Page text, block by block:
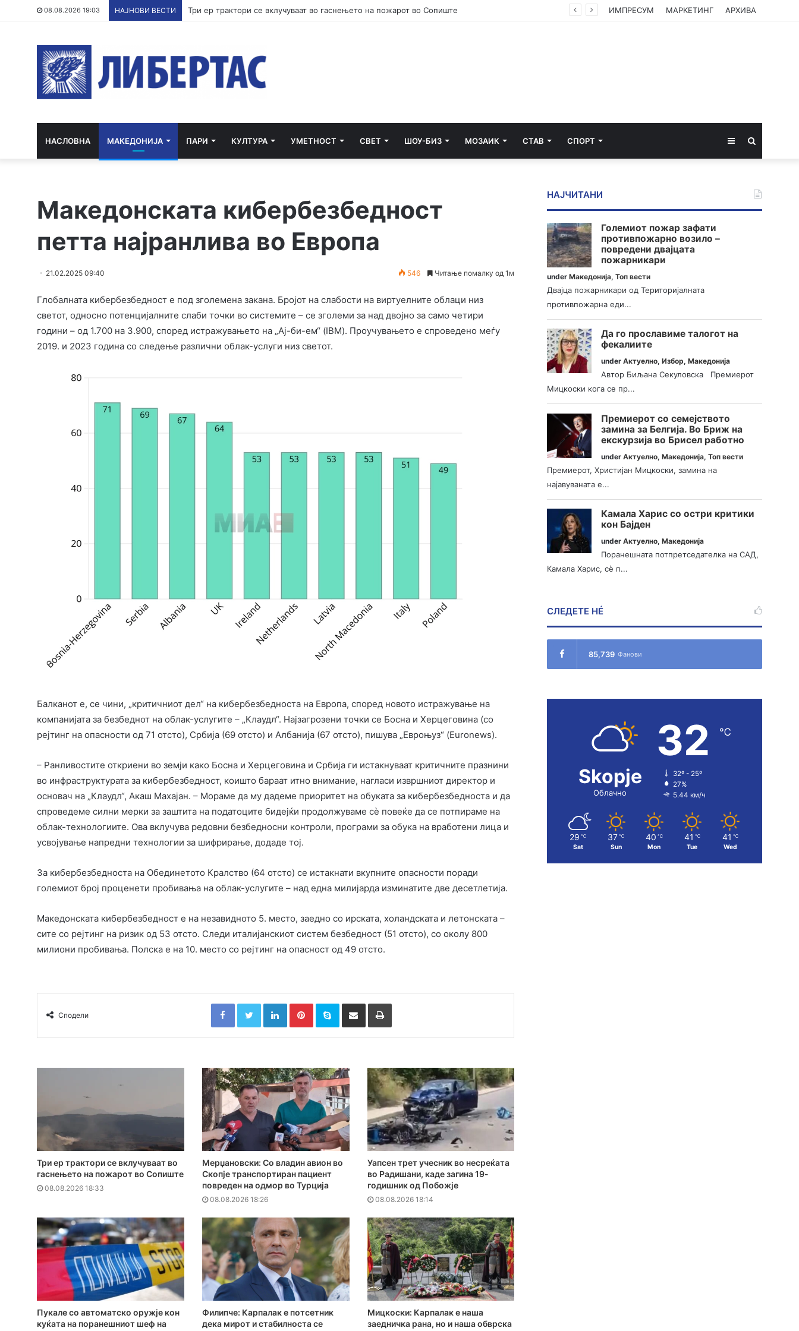
08.08.2026 19:03 НАЈНОВИ ВЕСТИ ИМПРЕСУМ МАРКЕТИНГ АРХИВА
НАСЛОВНА МАКЕДОНИЈА ПАРИ КУЛТУРА УМЕТНОСТ СВЕТ ШОУ-БИЗ МОЗАИК СТАВ СПОРТ Sidebar
Македонската кибербезбедност
петта најранлива во Европа
21.02.2025 09:40 546 Читање помалку од 1м
Глобалната кибербезбедност е под зголемена закана. Бројот на слабости на виртуелните облаци низ
светот, односно потенцијалните слаби точки во системите – се зголеми за над двојно за само четири
години – од 1.700 на 3.900, според истражувањето на „Ај-би-ем“ (IBM). Проучувањето е спроведено меѓу
2019. и 2023 година со следење различни облак-услуги низ светот.
Балканот е, се чини, „критичниот дел“ на кибербезбедноста на Европа, според новото истражување на
компанијата за безбеднот на облак-услугите – „Клаудл“. Најзагрозени точки се Босна и Херцеговина (со
рејтинг на опасности од 71 отсто), Србија (69 отсто) и Албанија (67 отсто), пишува „Евроњуз“ (Euronews).
– Ранливостите откриени во земји како Босна и Херцеговина и Србија ги истакнуваат критичните празнини
во инфраструктурата за кибербезбедност, коишто бараат итно внимание, нагласи извршниот директор и
основач на „Клаудл“, Акаш Махајан. – Мораме да му дадеме приоритет на обуката за кибербезбедноста и да
спроведеме силни мерки за заштита на податоците бидејќи продолжуваме сè повеќе да се потпираме на
облак-технологиите. Ова вклучува редовни безбедносни контроли, програми за обука на вработени лица и
усвојување напредни технологии за шифрирање, додаде тој.
За кибербезбедноста на Обединетото Кралство (64 отсто) се истакнати вкупните опасности поради
големиот број проценети пробивања на облак-услугите – над една милијарда изминатите две десетлетија.
Македонската кибербезбедност е на незавидното 5. место, заедно со ирската, холандската и летонската –
сите со рејтинг на ризик од 53 отсто. Следи италијанскиот систем безбедност (51 отсто), со околу 800
милиони пробивања. Полска е на 10. место со рејтинг на опасност од 49 отсто.
Сподели
FacebookTwitterLinkedInPinterestSkype Сподели преку Е-маил Испринтај
Три ер трактори се вклучуваат во
гаснењето на пожарот во Сопиште
08.08.2026 18:33
Мерџановски: Со владин авион во
Скопје транспортиран пациент
повреден на одмор во Турција
08.08.2026 18:26
Уапсен трет учесник во несреќата
во Радишани, каде загина 19-
годишник од Побожје
08.08.2026 18:14
Пукале со автоматско оружје кон
куќата на поранешниот шеф на
Филипче: Карпалак е потсетник
дека мирот и стабилноста се
Мицкоски: Карпалак е наша
заедничка рана, но и наша обврска
НАЈЧИТАНИ
Големиот пожар зафати
противпожарно возило –
повредени двајцата
пожарникари
underМакедонија,Топ вести
Двајца пожарникари од Територијалната
противпожарна еди...
Да го прославиме талогот на
фекалиите
underАктуелно,Избор,Македонија
Автор Биљана Секуловска Премиерот
Мицкоски кога се пр...
Премиерот со семејството
замина за Белгија. Во Бриж на
екскурзија во Брисел работно
underАктуелно,Македонија,Топ вести
Премиерот, Христијан Мицкоски, замина на
најавуваната е...
Камала Харис со остри критики
кон Бајден
underАктуелно,Македонија
Поранешната потпретседателка на САД,
Камала Харис, сè п...
СЛЕДЕТЕ НÉ
85,739 Фанови
Skopje
Облачно
32 ℃
32º - 25º
27%
5.44 км/ч
29 ℃
Sat
37 ℃
Sun
40 ℃
Mon
41 ℃
Tue
41 ℃
Wed